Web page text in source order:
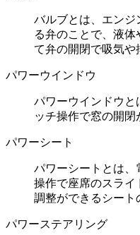
バルブとは、エンジ
る弁のことで、液
て弁の開閉で吸気や
パワーウインドウ
パワーウインドウと
ッチ操作で窓の開閉
パワーシート
パワーシートとは、
操作で座席のスライ
調整ができるシート
パワーステアリング